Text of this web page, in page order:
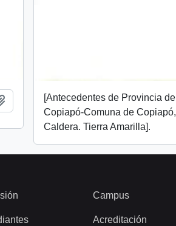
Añadir al portapapeles
[Antecedentes de Provincia de
Copiapó-Comuna de Copiapó,
Caldera. Tierra Amarilla].
Campus
Acreditación